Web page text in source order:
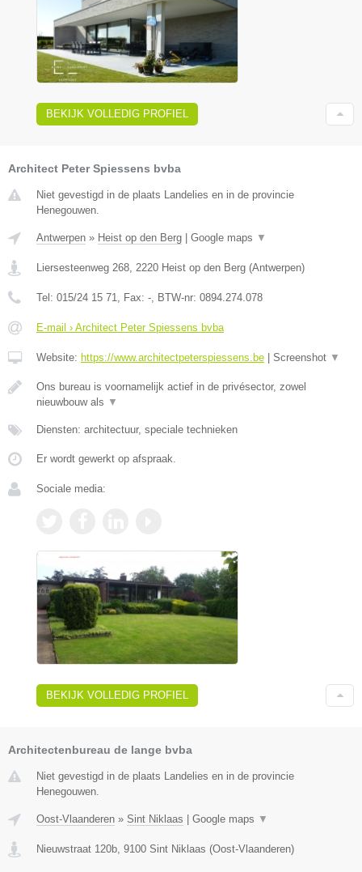
BEKIJK VOLLEDIG PROFIEL
Architect Peter Spiessens bvba
Niet gevestigd in de plaats Landelies en in de provincie
Henegouwen.
Antwerpen » Heist op den Berg Google maps ▼
Liersesteenweg 268, 2220 Heist op den Berg (Antwerpen)
Tel: 015/24 15 71, Fax: -, BTW-nr: 0894.274.078
E-mail › Architect Peter Spiessens bvba
Website: https://www.architectpeterspiessens.be Screenshot ▼
Ons bureau is voornamelijk actief in de privésector, zowel
nieuwbouw als ▼
Diensten: architectuur, speciale technieken
Er wordt gewerkt op afspraak.
Sociale media:
BEKIJK VOLLEDIG PROFIEL
Architectenbureau de lange bvba
Niet gevestigd in de plaats Landelies en in de provincie
Henegouwen.
Oost-Vlaanderen » Sint Niklaas Google maps ▼
Nieuwstraat 120b 9100 Sint Niklaas (Oost-Vlaanderen)